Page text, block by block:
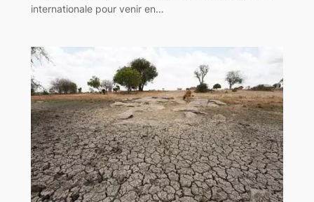
internationale pour venir en…